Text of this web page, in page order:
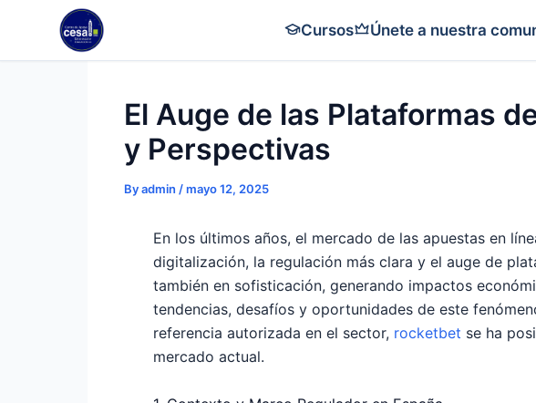
content
Cursos Únete a nuestra
El Auge de las Plataformas
y Perspectivas
Byadmin /mayo 12, 2025
En los últimos años, el mercado de las apuestas en
digitalización, la regulación más clara y el auge de
también en sofisticación, generando impactos
tendencias, desafíos y oportunidades de este
referencia autorizada en el sector, rocketbet se ha
mercado actual.